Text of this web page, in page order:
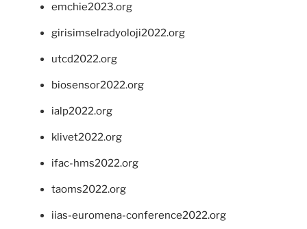
emchie2023.org
girisimselradyoloji2022.org
utcd2022.org
biosensor2022.org
ialp2022.org
klivet2022.org
ifac-hms2022.org
taoms2022.org
iias-euromena-conference2022.org